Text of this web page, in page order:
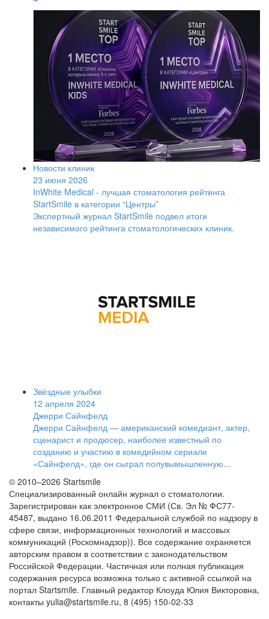
Новости клиник
23 июня 2026
InWhite Medical - лучшая стоматология рейтинга
StartSmile в категории “Центры”
Экспертный журнал StartSmile подвел итоги
независимого рейтинга стоматологических клиник.
Звёздные улыбки
12 апреля 2024
Джерри Сайнфелд
Джерри Сайнфелд — американский комедиант, актер,
сценарист и продюсер, наиболее известный по
созданию и участию в комедийном сериале
«Сайнфелд», где он сыграл полувымышленную...
© 2010–2026 Startsmile
Специализированный онлайн журнал о стоматологии.
Зарегистрирован как электронное СМИ (Св. Эл № ФС77-
45487, выдано 16.06.2011 Федеральной службой по надзору в
сфере связи, информационных технологий и массовых
коммуникаций (Роскомнадзор)). Все содержание охраняется
авторским правом в соответствии с законодательством
Российской Федерации. Частичная или полная публикация
содержания ресурса возможна только с активной ссылкой на
портал Startsmile. Главный редактор Клоуда Юлия Викторовна,
контакты yulia@startsmile.ru, 8 (495) 150-02-33